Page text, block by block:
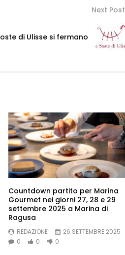
Next Post
di Ulisse si fermano
Countdown partito per Marina
Gourmet nei giorni 27, 28 e 29
settembre 2025 a Marina di
Ragusa
REDAZIONE
26 SETTEMBRE 2025
0
0 0